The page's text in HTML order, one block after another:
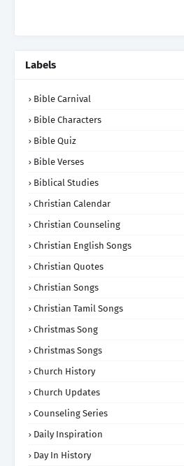
Labels
Bible Carnival
Bible Characters
Bible Quiz
Bible Verses
Biblical Studies
Christian Calendar
Christian Counseling
Christian English Songs
Christian Quotes
Christian Songs
Christian Tamil Songs
Christmas Song
Christmas Songs
Church History
Church Updates
Counseling Series
Daily Inspiration
Day In History